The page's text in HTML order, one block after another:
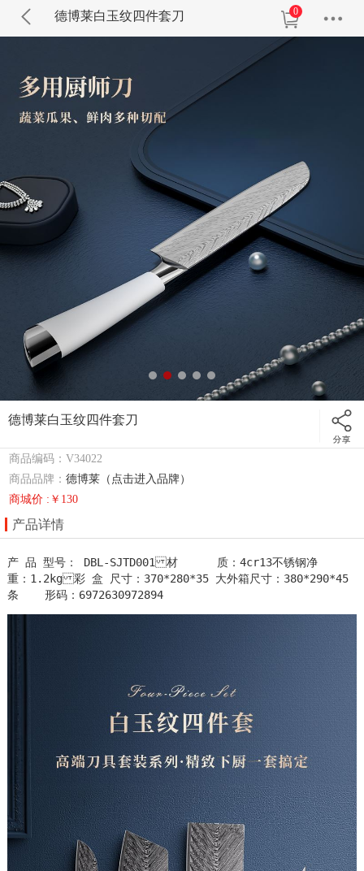
德博莱白玉纹四件套刀 0
德博莱白玉纹四件套刀
商品编码：V34022
商品品牌：德博莱（点击进入品牌）
商城价 :￥130
产品详情
产 品 型号： DBL-SJTD001材      质：4cr13不锈钢净
重：1.2kg彩 盒 尺寸：370*280*35 大外箱尺寸：380*290*45
条    形码：6972630972894